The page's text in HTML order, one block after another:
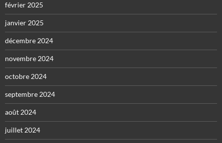
février 2025
janvier 2025
décembre 2024
novembre 2024
octobre 2024
septembre 2024
août 2024
juillet 2024